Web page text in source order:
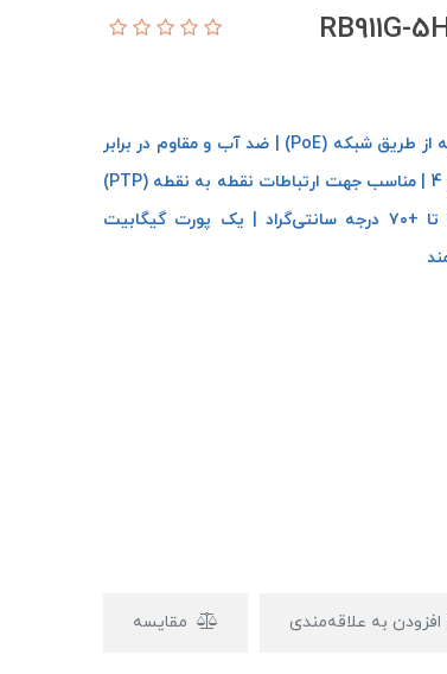
امکان اتصال آنتن افقی و عمودی | کانکتور RP-SMA | امکان تغذیه از طریق شبکه (PoE) | ضد آب و مقاوم در برابر
شرایط جوی نامناسب | دارای کارت wireless داخلی | لایسنس سطح 4 | مناسب جهت ارتباطات نقطه به نقطه (PTP)
یا یک نقطه به چند نقطه (PTMP) | عملکرد در دمای بین -۴۰ تا +۷۰ درجه سانتی‌گراد | یک پورت گیگابیت
مقایسه